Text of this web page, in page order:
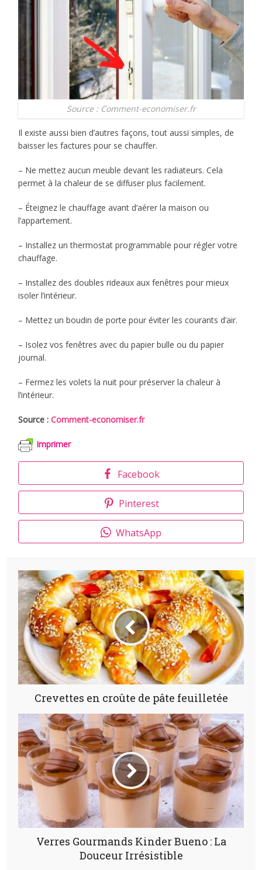
Source : Comment-economiser.fr
Il existe aussi bien d’autres façons, tout aussi simples, de
baisser les factures pour se chauffer.
– Ne mettez aucun meuble devant les radiateurs. Cela
permet à la chaleur de se diffuser plus facilement.
– Éteignez le chauffage avant d’aérer la maison ou
l’appartement.
– Installez un thermostat programmable pour régler votre
chauffage.
– Installez des doubles rideaux aux fenêtres pour mieux
isoler l’intérieur.
– Mettez un boudin de porte pour éviter les courants d’air.
– Isolez vos fenêtres avec du papier bulle ou du papier
journal.
– Fermez les volets la nuit pour préserver la chaleur à
l’intérieur.
Source :Comment-economiser.fr
Imprimer
Facebook
Pinterest
WhatsApp
Crevettes en croûte de pâte feuilletée
Verres Gourmands Kinder Bueno : La
Douceur Irrésistible